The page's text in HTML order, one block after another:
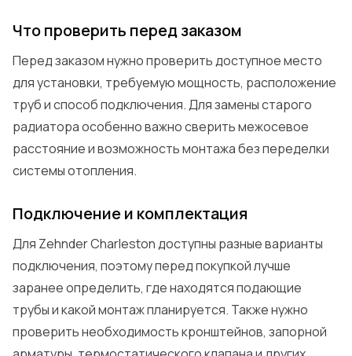
Что проверить перед заказом
Перед заказом нужно проверить доступное место
для установки, требуемую мощность, расположение
труб и способ подключения. Для замены старого
радиатора особенно важно сверить межосевое
расстояние и возможность монтажа без переделки
системы отопления.
Подключение и комплектация
Для Zehnder Charleston доступны разные варианты
подключения, поэтому перед покупкой лучше
заранее определить, где находятся подающие
трубы и какой монтаж планируется. Также нужно
проверить необходимость кронштейнов, запорной